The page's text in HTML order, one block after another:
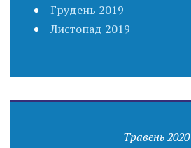
Грудень 2019
Листопад 2019
Травень 2020